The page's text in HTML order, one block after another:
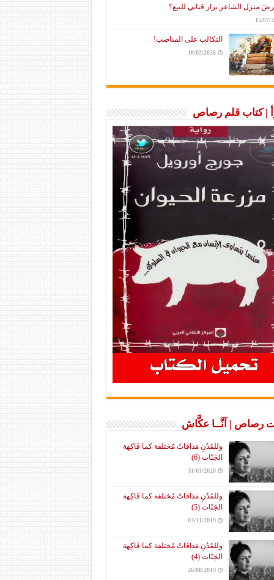
منزل الشاعر نزار قباني للبيع؟
15/07/
التكالب على المناصب!
18/02/2026
| كتاب قلم رصاص
رصاص | آنَّــا عكَّاش
وللمُدُنِ مَذاقاتٌ مُختلفة كما فَاكِهة
الجَنّات (6)
31/03/2020
وللمُدُنِ مَذاقاتٌ مُختلفة كما فَاكِهة
الجَنّات (5)
03/11/2019
وللمُدُنِ مَذاقاتٌ مُختلفة كما فَاكِهة
الجَنّات (4)
26/08/2019